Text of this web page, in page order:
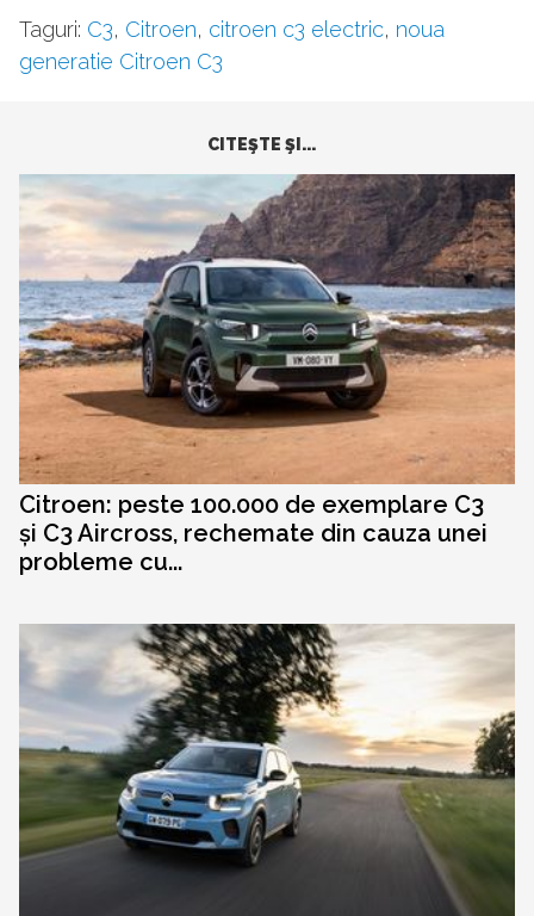
Taguri: C3, Citroen, citroen c3 electric, noua
generatie Citroen C3
CITEŞTE ŞI...
Citroen: peste 100.000 de exemplare C3
și C3 Aircross, rechemate din cauza unei
probleme cu...